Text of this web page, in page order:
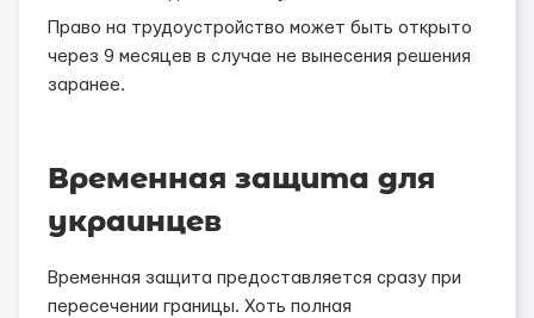
Право на трудоустройство может быть открыто
через 9 месяцев в случае не вынесения решения
заранее.
Временная защита для
украинцев
Временная защита предоставляется сразу при
пересечении границы. Хоть полная